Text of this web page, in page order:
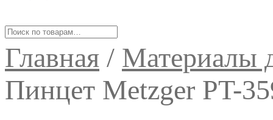
Главная / Материалы
Пинцет Metzger PT-